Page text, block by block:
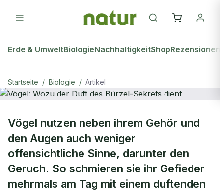
Erde & UmweltBiologieNachhaltigkeitShopRezensionen
Startseite / Biologie / Artikel
Vögel: Wozu der Duft des Bürzel-
Sekrets dient
Vögel nutzen neben ihrem Gehör und
den Augen auch weniger
offensichtliche Sinne, darunter den
Geruch. So schmieren sie ihr Gefieder
mehrmals am Tag mit einem duftenden